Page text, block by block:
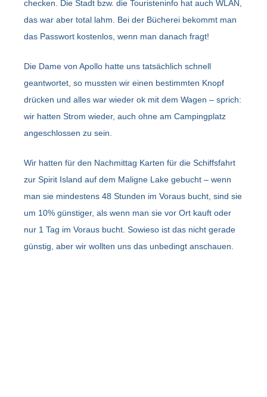
checken. Die Stadt bzw. die Touristeninfo hat auch WLAN,
das war aber total lahm. Bei der Bücherei bekommt man
das Passwort kostenlos, wenn man danach fragt!
Die Dame von Apollo hatte uns tatsächlich schnell
geantwortet, so mussten wir einen bestimmten Knopf
drücken und alles war wieder ok mit dem Wagen – sprich:
wir hatten Strom wieder, auch ohne am Campingplatz
angeschlossen zu sein.
Wir hatten für den Nachmittag Karten für die Schiffsfahrt
zur Spirit Island auf dem Maligne Lake gebucht – wenn
man sie mindestens 48 Stunden im Voraus bucht, sind sie
um 10% günstiger, als wenn man sie vor Ort kauft oder
nur 1 Tag im Voraus bucht. Sowieso ist das nicht gerade
günstig, aber wir wollten uns das unbedingt anschauen.